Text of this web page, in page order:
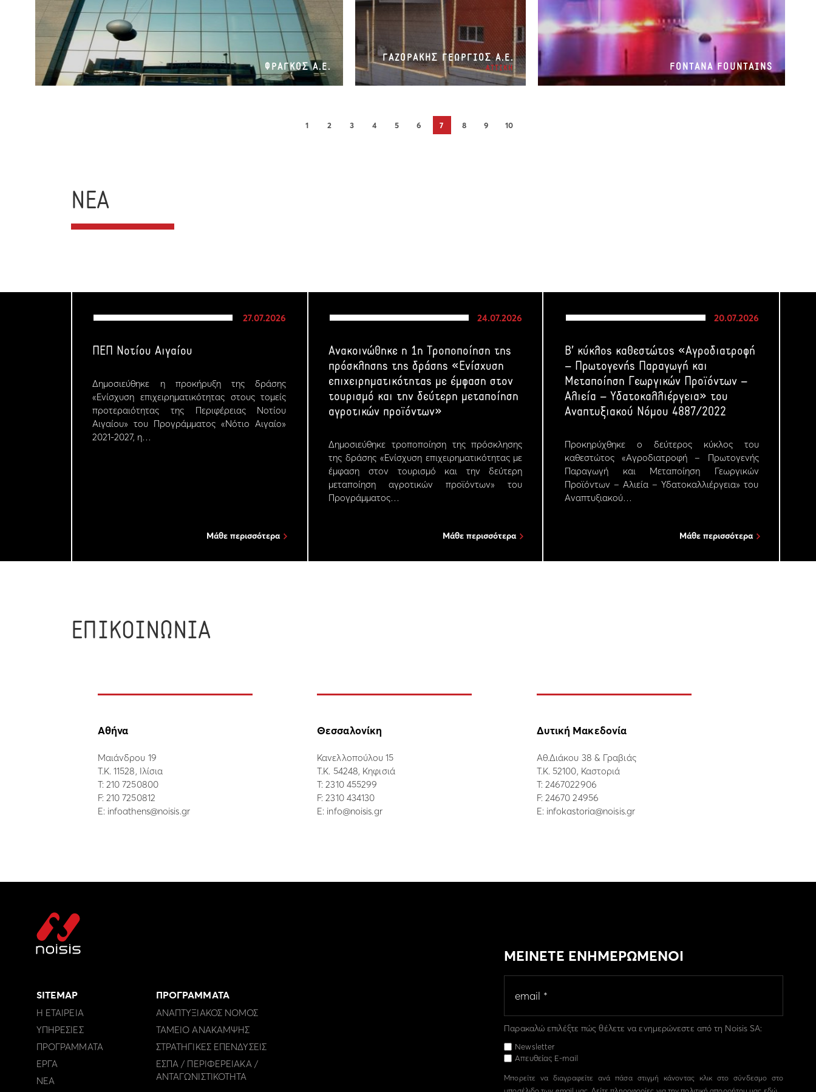
FONTANA FOUNTAINS
ΦΡΑΓΚΟΣ Α.Ε.
ΓΑΖΟΡΑΚΗΣ ΓΕΩΡΓΙΟΣ Α.Ε.
ΑΤΤΙΚΗ
1 2 3 4 5 6 7 8 9 10
ΝΕΑ
27.07.2026
ΠΕΠ Νοτίου Αιγαίου
Δημοσιεύθηκε η προκήρυξη της δράσης
«Ενίσχυση επιχειρηματικότητας στους τομείς
προτεραιότητας της Περιφέρειας Νοτίου
Αιγαίου» του Προγράμματος «Νότιο Αιγαίο»
2021-2027, η…
Μάθε περισσότερα
24.07.2026
Ανακοινώθηκε η 1η Τροποποίηση της
πρόσκλησης της δράσης «Ενίσχυση
επιχειρηματικότητας με έμφαση στον
τουρισμό και την δεύτερη μεταποίηση
αγροτικών προϊόντων»
Δημοσιεύθηκε τροποποίηση της πρόσκλησης
της δράσης «Ενίσχυση επιχειρηματικότητας με
έμφαση στον τουρισμό και την δεύτερη
μεταποίηση αγροτικών προϊόντων» του
Προγράμματος…
Μάθε περισσότερα
20.07.2026
Β’ κύκλος καθεστώτος «Αγροδιατροφή
– Πρωτογενής Παραγωγή και
Μεταποίηση Γεωργικών Προϊόντων –
Αλιεία – Υδατοκαλλιέργεια» του
Αναπτυξιακού Νόμου 4887/2022
Προκηρύχθηκε ο δεύτερος κύκλος του
καθεστώτος «Αγροδιατροφή – Πρωτογενής
Παραγωγή και Μεταποίηση Γεωργικών
Προϊόντων – Αλιεία – Υδατοκαλλιέργεια» του
Αναπτυξιακού…
Μάθε περισσότερα
ΕΠΙΚΟΙΝΩΝΙΑ
Αθήνα
Μαιάνδρου 19
Τ.Κ. 11528, Ιλίσια
Τ: 210 7250800
F: 210 7250812
E: infoathens@noisis.gr
Θεσσαλονίκη
Κανελλοπούλου 15
Τ.Κ. 54248, Κηφισιά
Τ:2310 455299
F: 2310 434130
E: info@noisis.gr
Δυτική Μακεδονία
Αθ.Διάκου 38 & Γραβιάς
Τ.Κ. 52100, Καστοριά
Τ: 2467022906
F: 24670 24956
E: infokastoria@noisis.gr
SITEMAP
Η ΕΤΑΙΡΕΙΑ
ΥΠΗΡΕΣΙΕΣ
ΠΡΟΓΡΑΜΜΑΤΑ
ΕΡΓΑ
ΝΕΑ
ΠΡΟΓΡΑΜΜΑΤΑ
ΑΝΑΠΤΥΞΙΑΚΟΣ ΝΟΜΟΣ
ΤΑΜΕΙΟ ΑΝΑΚΑΜΨΗΣ
ΣΤΡΑΤΗΓΙΚΕΣ ΕΠΕΝΔΥΣΕΙΣ
ΕΣΠΑ / ΠΕΡΙΦΕΡΕΙΑΚΑ /
ΑΝΤΑΓΩΝΙΣΤΙΚΟΤΗΤΑ
ΜΕΙΝΕΤΕ ΕΝΗΜΕΡΩΜΕΝΟΙ
Παρακαλώ επιλέξτε πώς θέλετε να ενημερώνεστε από τη Noisis SA:
Newsletter
Απευθείας E-mail
Μπορείτε να διαγραφείτε ανά πάσα στιγμή κάνοντας κλικ στο σύνδεσμο στο
υποσέλιδο των email μας. Δείτε πληροφορίες για την πολιτική απορρήτου μας εδώ